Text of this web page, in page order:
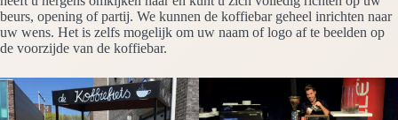
beurs, opening of partij. We kunnen de koffiebar geheel inrichten naar
uw wens. Het is zelfs mogelijk om uw naam of logo af te beelden op
de voorzijde van de koffiebar.